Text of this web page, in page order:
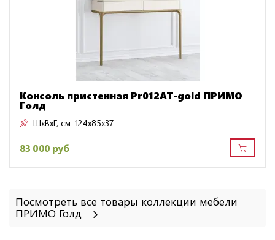
Консоль пристенная Pr012AT-gold ПРИМО
Голд
ШxВxГ, см: 124x85x37
83 000 руб
Посмотреть все товары коллекции мебели
ПРИМО Голд